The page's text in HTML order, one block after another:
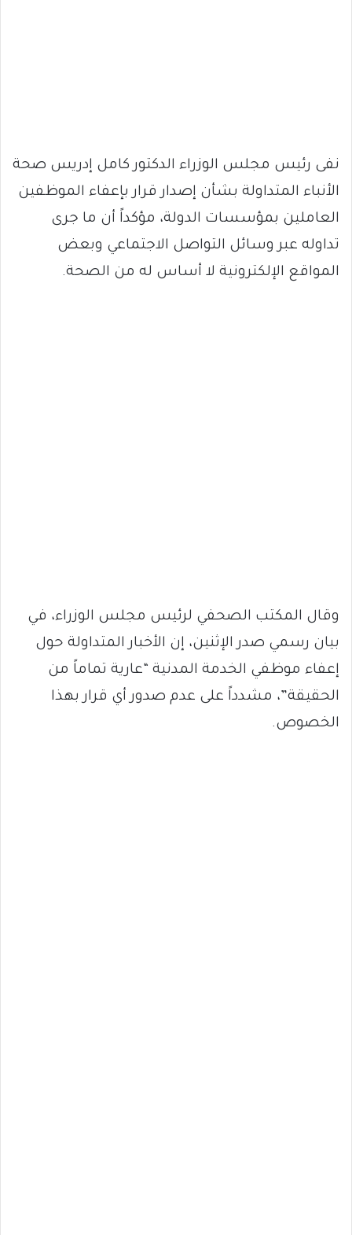
نفى رئيس مجلس الوزراء الدكتور كامل إدريس صحة
الأنباء المتداولة بشأن إصدار قرار بإعفاء الموظفين
العاملين بمؤسسات الدولة، مؤكداً أن ما جرى
تداوله عبر وسائل التواصل الاجتماعي وبعض
المواقع الإلكترونية لا أساس له من الصحة.
وقال المكتب الصحفي لرئيس مجلس الوزراء، في
بيان رسمي صدر الإثنين، إن الأخبار المتداولة حول
إعفاء موظفي الخدمة المدنية “عارية تماماً من
الحقيقة”، مشدداً على عدم صدور أي قرار بهذا
الخصوص.